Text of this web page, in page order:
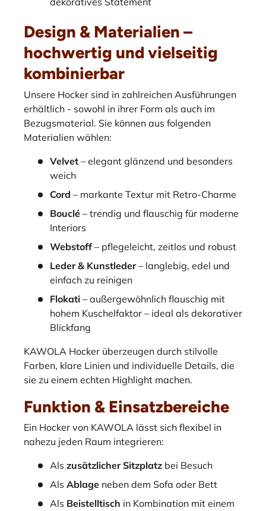
Design & Materialien –
hochwertig und vielseitig
kombinierbar
Unsere Hocker sind in zahlreichen Ausführungen
erhältlich - sowohl in ihrer Form als auch im
Bezugsmaterial. Sie können aus folgenden
Materialien wählen:
Velvet – elegant glänzend und besonders
weich
Cord – markante Textur mit Retro-Charme
Bouclé – trendig und flauschig für moderne
Interiors
Webstoff– pflegeleicht, zeitlos und robust
Leder & Kunstleder– langlebig, edel und
einfach zu reinigen
Flokati – außergewöhnlich flauschig mit
hohem Kuschelfaktor – ideal als dekorativer
Blickfang
KAWOLA Hocker überzeugen durch stilvolle
Farben, klare Linien und individuelle Details, die
sie zu einem echten Highlight machen.
Funktion & Einsatzbereiche
Ein Hocker von KAWOLA lässt sich flexibel in
nahezu jeden Raum integrieren:
Als zusätzlicher Sitzplatz bei Besuch
Als Ablage neben dem Sofa oder Bett
Als Beistelltisch in Kombination mit einem